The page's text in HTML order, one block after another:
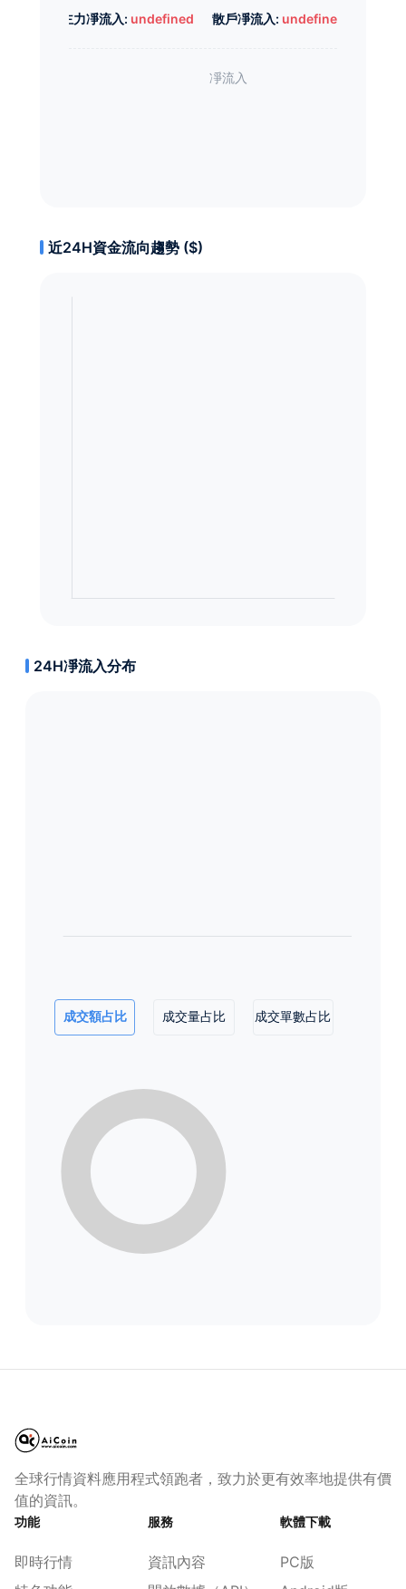
主力凈流入: undefined 散戶凈流入: undefined
近24H資金流向趨勢 ($)
24H凈流入分布
成交額占比 成交量占比 成交單數占比
全球行情資料應用程式領跑者，致力於更有效率地提供有價
值的資訊。
功能
即時行情
服務
資訊內容
軟體下載
PC版